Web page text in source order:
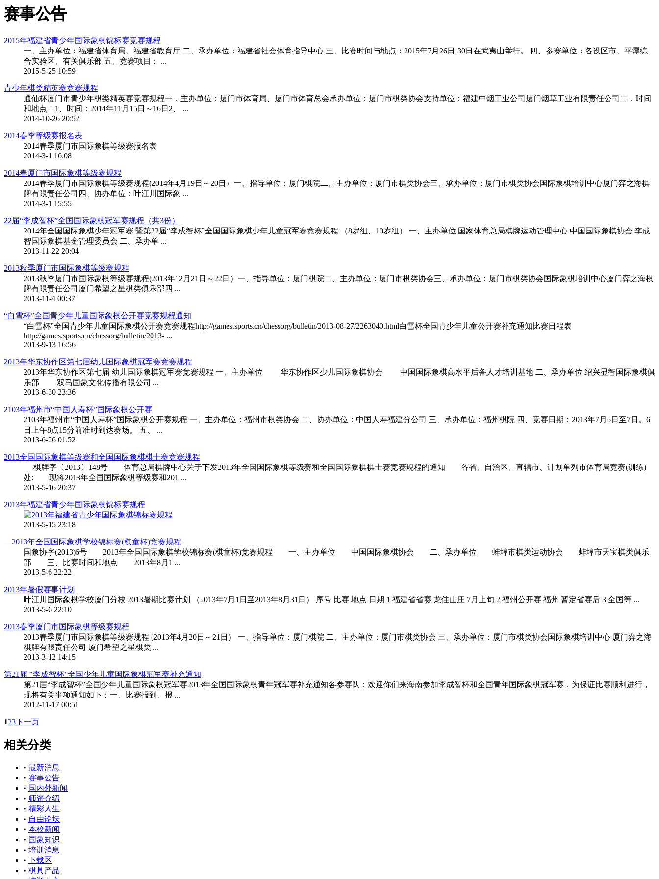
赛事公告
2015年福建省青少年国际象棋锦标赛竞赛规程
一、主办单位：福建省体育局、福建省教育厅 二、承办单位：福建省社会体育指导中心 三、比赛时间与地点：2015年7月26日-30日在武夷山举行。 四、参赛单位：各设区市、平潭综
合实验区、有关俱乐部 五、竞赛项目： ...
2015-5-25 10:59
青少年棋类精英赛竞赛规程
通仙杯厦门市青少年棋类精英赛竞赛规程一．主办单位：厦门市体育局、厦门市体育总会承办单位：厦门市棋类协会支持单位：福建中烟工业公司厦门烟草工业有限责任公司二．时间
和地点：1、时间：2014年11月15日～16日2、 ...
2014-10-26 20:52
2014春季等级赛报名表
2014春季厦门市国际象棋等级赛报名表
2014-3-1 16:08
2014春厦门市国际象棋等级赛规程
2014春季厦门市国际象棋等级赛规程(2014年4月19日～20日）一、指导单位：厦门棋院二、主办单位：厦门市棋类协会三、承办单位：厦门市棋类协会国际象棋培训中心厦门弈之海棋
牌有限责任公司四、协办单位：叶江川国际象 ...
2014-3-1 15:55
22届“李成智杯”全国国际象棋冠军赛规程（共3份）
2014年全国国际象棋少年冠军赛 暨第22届“李成智杯”全国国际象棋少年儿童冠军赛竞赛规程 （8岁组、10岁组） 一、主办单位 国家体育总局棋牌运动管理中心 中国国际象棋协会 李成
智国际象棋基金管理委员会 二、承办单 ...
2013-11-22 20:04
2013秋季厦门市国际象棋等级赛规程
2013秋季厦门市国际象棋等级赛规程(2013年12月21日～22日）一、指导单位：厦门棋院二、主办单位：厦门市棋类协会三、承办单位：厦门市棋类协会国际象棋培训中心厦门弈之海棋
牌有限责任公司厦门希望之星棋类俱乐部四 ...
2013-11-4 00:37
“白雪杯”全国青少年儿童国际象棋公开赛竞赛规程通知
“白雪杯”全国青少年儿童国际象棋公开赛竞赛规程http://games.sports.cn/chessorg/bulletin/2013-08-27/2263040.html白雪杯全国青少年儿童公开赛补充通知比赛日程表
http://games.sports.cn/chessorg/bulletin/2013- ...
2013-9-13 16:56
2013年华东协作区第七届幼儿国际象棋冠军赛竞赛规程
2013年华东协作区第七届 幼儿国际象棋冠军赛竞赛规程 一、主办单位 华东协作区少儿国际象棋协会 中国国际象棋高水平后备人才培训基地 二、承办单位 绍兴显智国际象棋俱
乐部 双马国象文化传播有限公司 ...
2013-6-30 23:36
2103年福州市“中国人寿杯”国际象棋公开赛
2103年福州市“中国人寿杯”国际象棋公开赛规程 一、主办单位：福州市棋类协会 二、协办单位：中国人寿福建分公司 三、承办单位：福州棋院 四、竞赛日期：2013年7月6日至7日。6
日上午8点15分前准时到达赛场。 五、 ...
2013-6-26 01:52
2013全国国际象棋等级赛和全国国际象棋棋士赛竞赛规程
棋牌字〔2013〕148号 体育总局棋牌中心关于下发2013年全国国际象棋等级赛和全国国际象棋棋士赛竞赛规程的通知 各省、自治区、直辖市、计划单列市体育局竞赛(训练)
处: 现将2013年全国国际象棋等级赛和201 ...
2013-5-16 20:37
2013年福建省青少年国际象棋锦标赛规程
2013-5-15 23:18
2013年全国国际象棋学校锦标赛(棋童杯)竞赛规程
国象协字(2013)6号 2013年全国国际象棋学校锦标赛(棋童杯)竞赛规程 一、主办单位 中国国际象棋协会 二、承办单位 蚌埠市棋类运动协会 蚌埠市天宝棋类俱乐
部 三、比赛时间和地点 2013年8月1 ...
2013-5-6 22:22
2013年暑假赛事计划
叶江川国际象棋学校厦门分校 2013暑期比赛计划 （2013年7月1日至2013年8月31日） 序号 比赛 地点 日期 1 福建省省赛 龙佳山庄 7月上旬 2 福州公开赛 福州 暂定省赛后 3 全国等 ...
2013-5-6 22:10
2013春季厦门市国际象棋等级赛规程
2013春季厦门市国际象棋等级赛规程 (2013年4月20日～21日） 一、指导单位：厦门棋院 二、主办单位：厦门市棋类协会 三、承办单位：厦门市棋类协会国际象棋培训中心 厦门弈之海
棋牌有限责任公司 厦门希望之星棋类 ...
2013-3-12 14:15
第21届 “李成智杯”全国少年儿童国际象棋冠军赛补充通知
第21届“李成智杯”全国少年儿童国际象棋冠军赛2013年全国国际象棋青年冠军赛补充通知各参赛队：欢迎你们来海南参加李成智杯和全国青年国际象棋冠军赛，为保证比赛顺利进行，
现将有关事项通知如下：一、比赛报到、报 ...
2012-11-17 00:51
123下一页
相关分类
• 最新消息
• 赛事公告
• 国内外新闻
• 师资介绍
• 精彩人生
• 自由论坛
• 本校新闻
• 国象知识
• 培训消息
• 下载区
• 棋具产品